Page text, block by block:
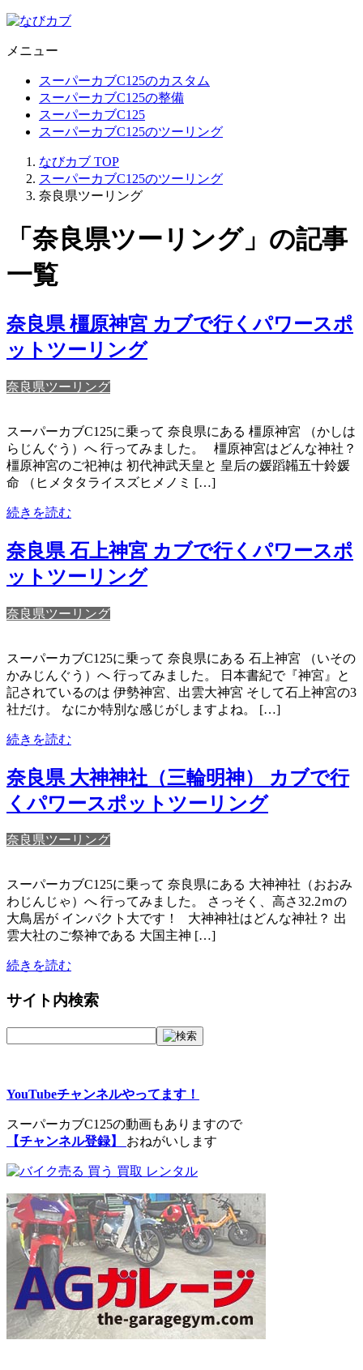
メニュー
スーパーカブC125のカスタム
スーパーカブC125の整備
スーパーカブC125
スーパーカブC125のツーリング
なびカブ TOP
スーパーカブC125のツーリング
奈良県ツーリング
「奈良県ツーリング」の記事
一覧
奈良県 橿原神宮 カブで行くパワースポ
ットツーリング
奈良県ツーリング
スーパーカブC125に乗って 奈良県にある 橿原神宮 （かしは
らじんぐう）へ 行ってみました。 橿原神宮はどんな神社？
橿原神宮のご祀神は 初代神武天皇と 皇后の媛蹈韛五十鈴媛
命 （ヒメタタライスズヒメノミ […]
続きを読む
奈良県 石上神宮 カブで行くパワースポ
ットツーリング
奈良県ツーリング
スーパーカブC125に乗って 奈良県にある 石上神宮 （いその
かみじんぐう）へ 行ってみました。 日本書紀で『神宮』と
記されているのは 伊勢神宮、出雲大神宮 そして石上神宮の3
社だけ。 なにか特別な感じがしますよね。 […]
続きを読む
奈良県 大神神社（三輪明神） カブで行
くパワースポットツーリング
奈良県ツーリング
スーパーカブC125に乗って 奈良県にある 大神神社（おおみ
わじんじゃ）へ 行ってみました。 さっそく、高さ32.2ｍの
大鳥居が インパクト大です！ 大神神社はどんな神社？ 出
雲大社のご祭神である 大国主神 […]
続きを読む
サイト内検索
YouTubeチャンネルやってます！
スーパーカブC125の動画もありますので
【チャンネル登録】 おねがいします